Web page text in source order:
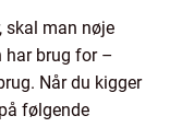
skal man nøje
har brug for –
Når du kigger
følgende